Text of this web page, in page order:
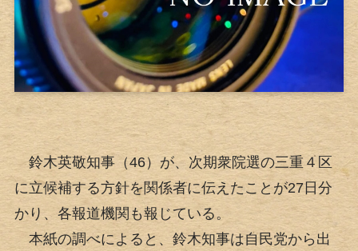
鈴木英敬知事（46）が、次期衆院選の三重４区
に立候補する方針を関係者に伝えたことが27日分
かり、各報道機関も報じている。
本紙の調べによると、鈴木知事は自民党から出